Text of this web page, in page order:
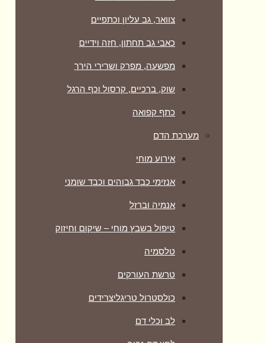
צוואר, גב עליון וכתפיים
כאבי גב תחתון, חזה וידיים
מפשעה, מפרק ושרירי הירך
שוק, ברכיים, קרסול וכף הרגל
כתף קפואה
מערכת הדם
אירוע מוחי
אנזימי כבד גבוהים וכבד שומני
אנמיה וברזל
טיפול בשבץ מוחי – שיקום וחיזוק
טלסמיה
טרשת העורקים
כולסטרול טריגליצרידים
לב וכלי דם